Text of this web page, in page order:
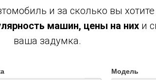
и за сколько вы хотите
машин, цены на нихи
ваша задумка.
Модель